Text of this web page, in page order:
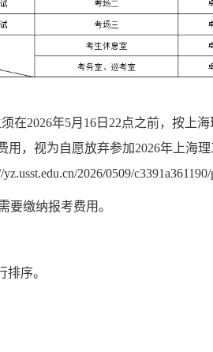
在2026年5月16日22点之前，按上
，视为自愿放弃参加2026年上海
2026/0509/c3391a361190/
要缴纳报考费用。
序。